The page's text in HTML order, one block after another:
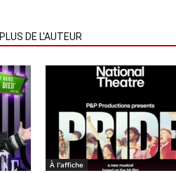
PLUS DE L'AUTEUR
À l'affiche